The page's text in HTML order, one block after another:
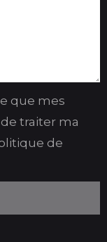
que mes
traiter ma
de